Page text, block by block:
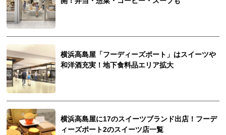
横浜高島屋「フーディーズポート」はスイーツや
和洋酒充実！地下食料品エリア拡大
横浜高島屋に17のスイーツブランド出店！フーデ
ィーズポート2のスイーツ店一覧